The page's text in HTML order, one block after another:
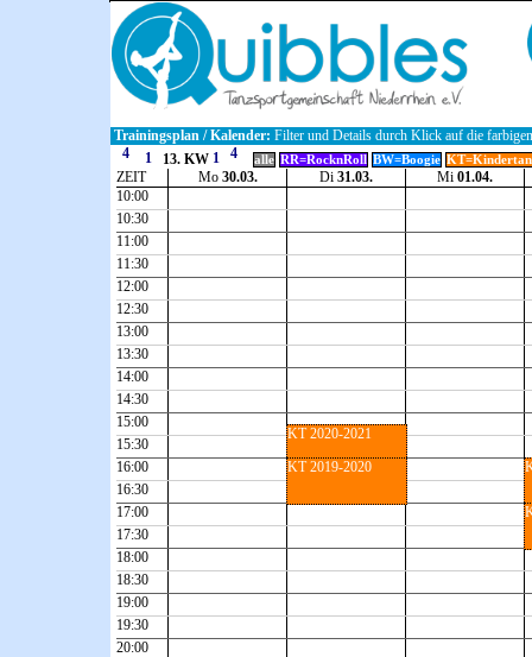
Trainingsplan / Kalender: Filter und Details durch Klick auf die
13. KW
alle RR=RocknRoll BW=Boogie
ZEIT Mo 30.03. Di 31.03. Mi 01.04.
10:00
10:30
11:00
11:30
12:00
12:30
13:00
13:30
14:00
14:30
15:00
15:30
16:00
16:30
17:00
17:30
18:00
18:30
19:00
19:30
20:00
KT 2020-2021
KT 2019-2020